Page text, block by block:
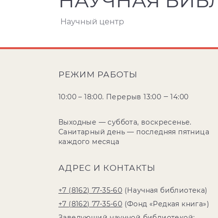
Научный центр
РЕЖИМ РАБОТЫ
10:00 – 18:00. Перерыв 13:00 ‒ 14:00
Выходные — суббота, воскресенье.
Санитарный день — последняя пятница
каждого месяца
АДРЕС И КОНТАКТЫ
+7 (8162) 77-35-60 (Научная библиотека)
+7 (8162) 77-35-60 (Фонд «Редкая книга»)